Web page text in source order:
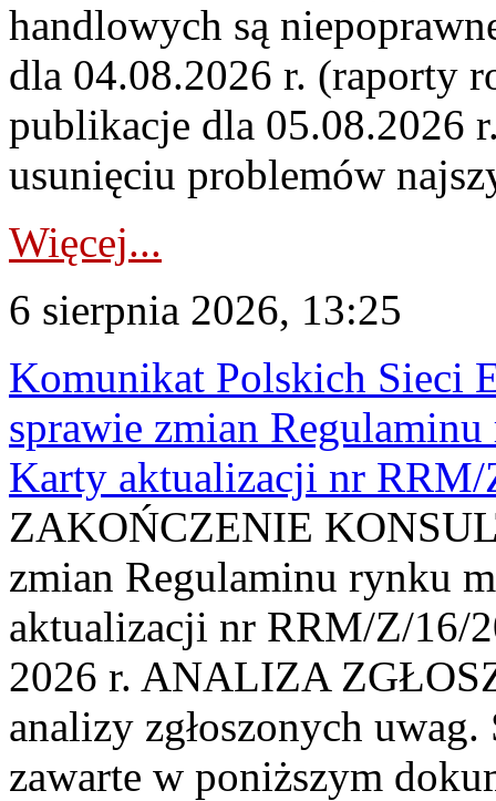
handlowych są
dla 04.08.2026 r. (raporty
publikacje dla 05.08.2026
usunięciu problemów
Więcej...
6 sierpnia 2026, 13:25
Komunikat Polskich Sieci
sprawie zmian
Karty aktualizacji nr
ZAKOŃCZENIE
zmian Regulaminu rynku
aktualizacji nr RRM/Z/16/
2026 r. ANALIZA
analizy zgłoszonych
zawarte w poniższym